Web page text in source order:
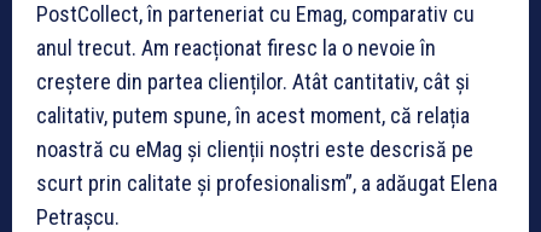
PostCollect, în parteneriat cu Emag, comparativ cu
anul trecut. Am reacționat firesc la o nevoie în
creștere din partea clienților. Atât cantitativ, cât și
calitativ, putem spune, în acest moment, că relația
noastră cu eMag și clienții noștri este descrisă pe
scurt prin calitate și profesionalism”, a adăugat Elena
Petrașcu.